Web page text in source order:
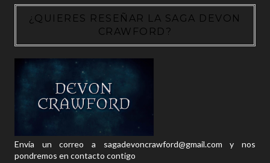
¿QUIERES RESEÑAR LA SAGA DEVON
CRAWFORD?
Envía un correo a sagadevoncrawford@gmail.com y nos
pondremos en contacto contigo